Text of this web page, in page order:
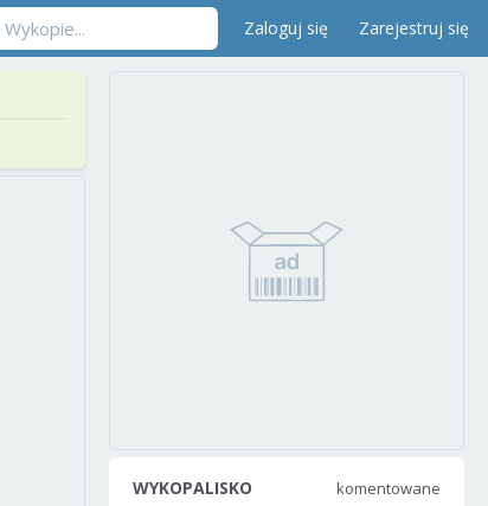
Zaloguj się Zarejestruj się
WYKOPALISKO komentowane